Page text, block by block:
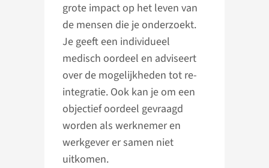
grote impact op het leven van
de mensen die je onderzoekt.
Je geeft een individueel
medisch oordeel en adviseert
over de mogelijkheden tot re-
integratie. Ook kan je om een
objectief oordeel gevraagd
worden als werknemer en
werkgever er samen niet
uitkomen.